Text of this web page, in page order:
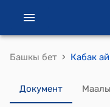
Башкы бет ›
Документ